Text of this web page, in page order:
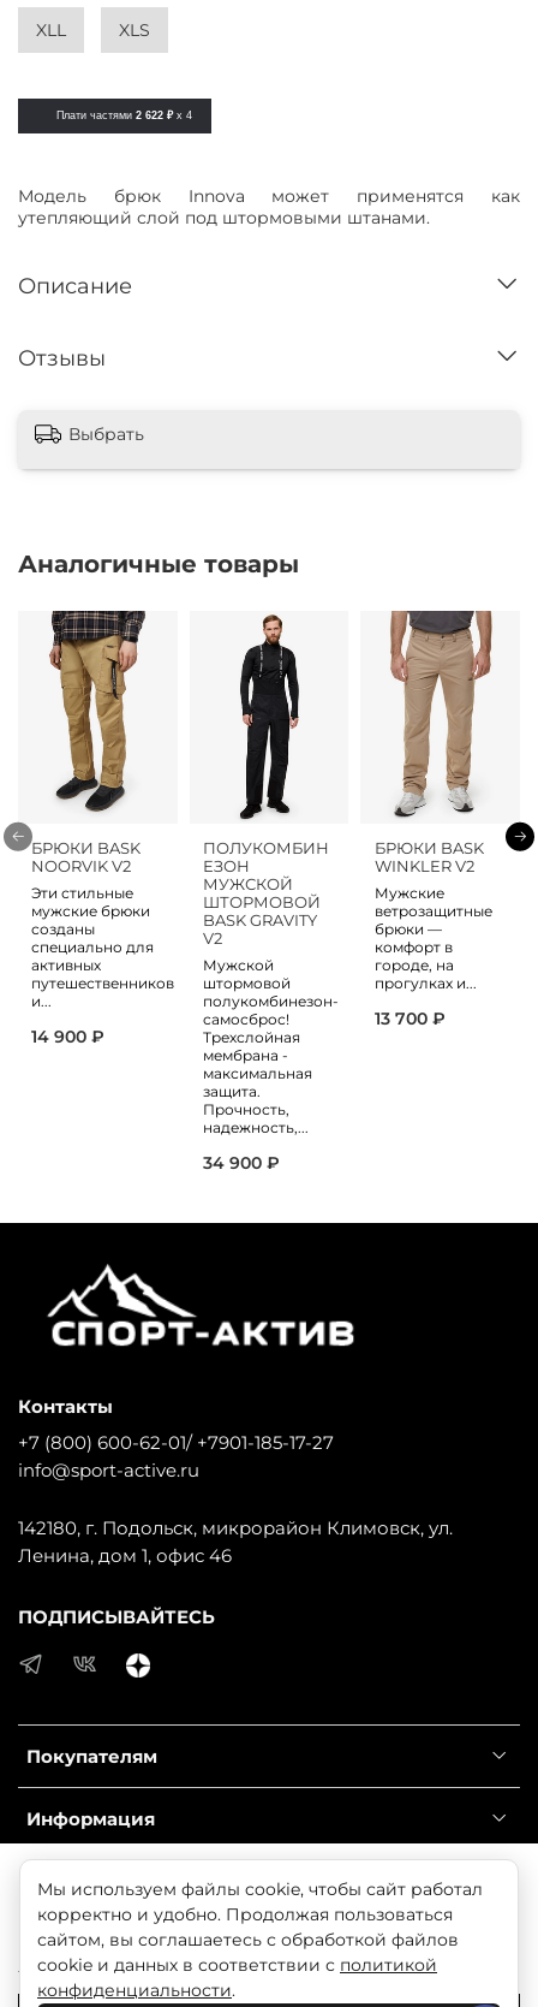
Плати частями 2 622 ₽ x 4
XLL XLS
Модель брюк Innova может применятся как
утепляющий слой под штормовыми штанами.
Описание
Отзывы
Выбрать
Аналогичные товары
БРЮКИ BASK
NOORVIK V2
Эти стильные
мужские брюки
созданы
специально для
активных
путешественников
и...
14 900 ₽
ПОЛУКОМБИН
ЕЗОН
МУЖСКОЙ
ШТОРМОВОЙ
BASK GRAVITY
V2
Мужской
штормовой
полукомбинезон-
самосброс!
Трехслойная
мембрана -
максимальная
защита.
Прочность,
надежность,...
34 900 ₽
БРЮКИ BASK
WINKLER V2
Мужские
ветрозащитные
брюки —
комфорт в
городе, на
прогулках и...
13 700 ₽
Покупателям
Информация
Справочник
Контакты
+7 (800) 600-62-01/ +7901-185-17-27
info@sport-active.ru
142180, г. Подольск, микрорайон Климовск, ул.
Ленина, дом 1, офис 46
ПОДПИСЫВАЙТЕСЬ
© 2025 Любое использование контента без письменного
разрешения запрещено
Продолжая использовать наш сайт, вы даете согласие
на обработку файлов cookie, которые обеспечивают
правильную работу сайта и соглашаетесь с нашей
Политикой безопасности
Мы используем файлы cookie, чтобы сайт работал
корректно и удобно. Продолжая пользоваться
сайтом, вы соглашаетесь с обработкой файлов
cookie и данных в соответствии с политикой
конфиденциальности.